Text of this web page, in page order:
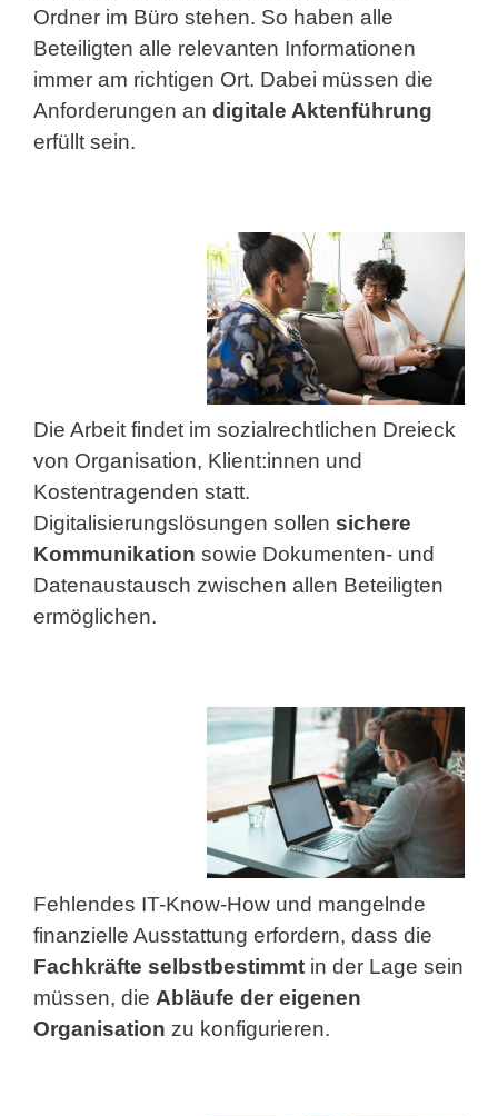
Ordner im Büro stehen. So haben alle
Beteiligten alle relevanten Informationen
immer am richtigen Ort. Dabei müssen die
Anforderungen an digitale Aktenführung
erfüllt sein.
Die Arbeit findet im sozialrechtlichen Dreieck
von Organisation, Klient:innen und
Kostentragenden statt.
Digitalisierungslösungen sollen sichere
Kommunikation sowie Dokumenten- und
Datenaustausch zwischen allen Beteiligten
ermöglichen.
Fehlendes IT-Know-How und mangelnde
finanzielle Ausstattung erfordern, dass die
Fachkräfte selbstbestimmt in der Lage sein
müssen, die Abläufe der eigenen
Organisation zu konfigurieren.